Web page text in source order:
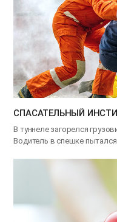
СПАСАТЕЛЬНЫЙ
В туннеле загорелся
Водитель в спешке